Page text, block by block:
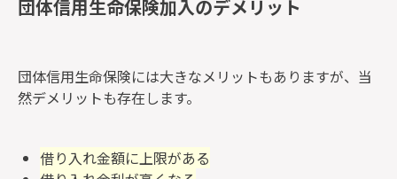
団体信用生命保険加入のデメリット
団体信用生命保険には大きなメリットもありますが、当
然デメリットも存在します。
借り入れ金額に上限がある